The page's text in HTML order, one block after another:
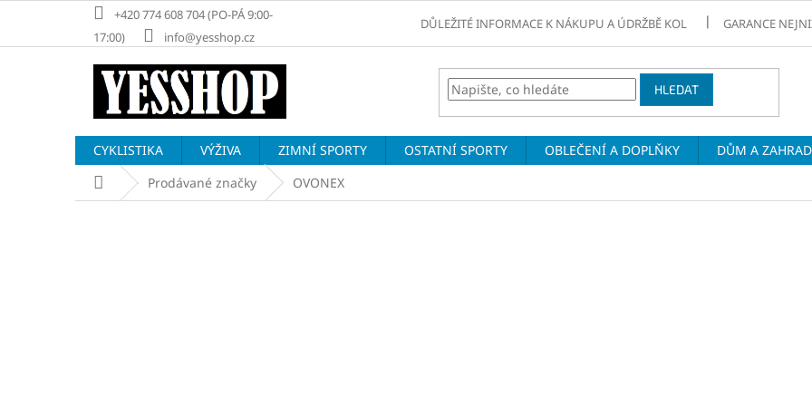
obsah
+420 774 608 704 (PO-PÁ 9:00-
17:00)
info@yesshop.cz
DŮLEŽITÉ INFORMACE K NÁKUPU A ÚDRŽBĚ KOL GARANCE
HLEDAT
CYKLISTIKA VÝŽIVA ZIMNÍ SPORTY OSTATNÍ SPORTY OBLEČENÍ A DOPLŇKY DŮM A
Domů Prodávané značky OVONEX